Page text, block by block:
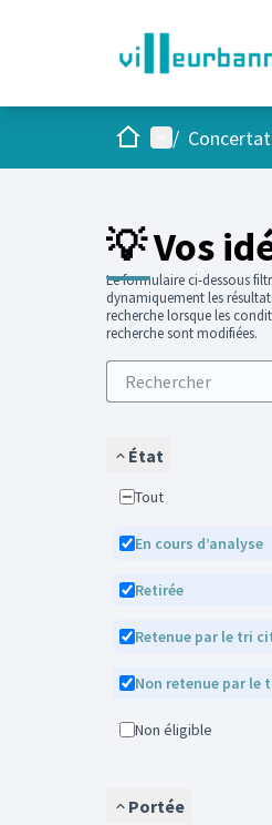
AccueilMenu principal
/
💡 Vos
Le formulaire ci-dessous
dynamiquement les
recherche lorsque les
recherche sont modifiées.
État
Tout
En cours d’analyse
Retirée
Retenue par le tri
Non retenue par
Non éligible
Portée